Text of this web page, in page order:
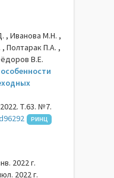
, Иванова М.Н. ,
Полтарак П.А. ,
В.Е.
Т.63. №7.
РИНЦ
2022 г.
2022 г.